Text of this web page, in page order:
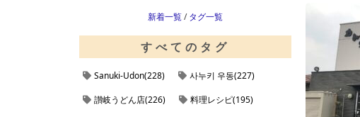
新着一覧/タグ一覧
すべてのタグ
Sanuki-Udon(228)
사누키 우동(227)
讃岐うどん店(226)
料理レシピ(195)